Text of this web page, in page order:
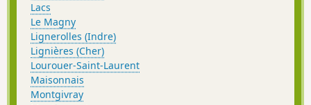
Lacs
Le Magny
Lignerolles (Indre)
Lignières (Cher)
Lourouer-Saint-Laurent
Maisonnais
Montgivray